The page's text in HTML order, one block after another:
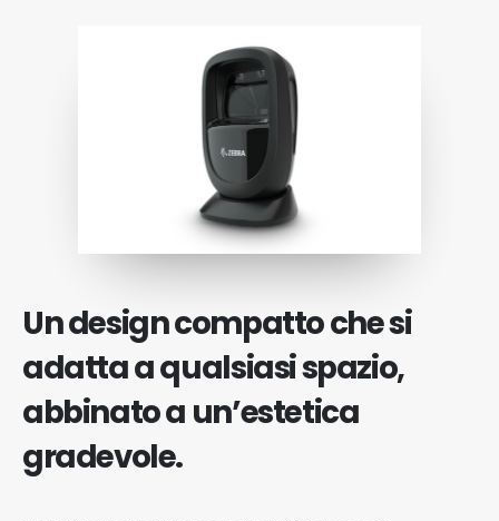
Un design compatto che si
adatta a qualsiasi spazio,
abbinato a un’estetica
gradevole.